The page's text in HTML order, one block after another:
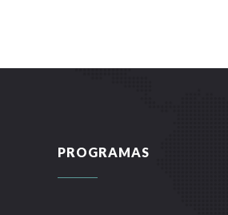
PROGRAMAS